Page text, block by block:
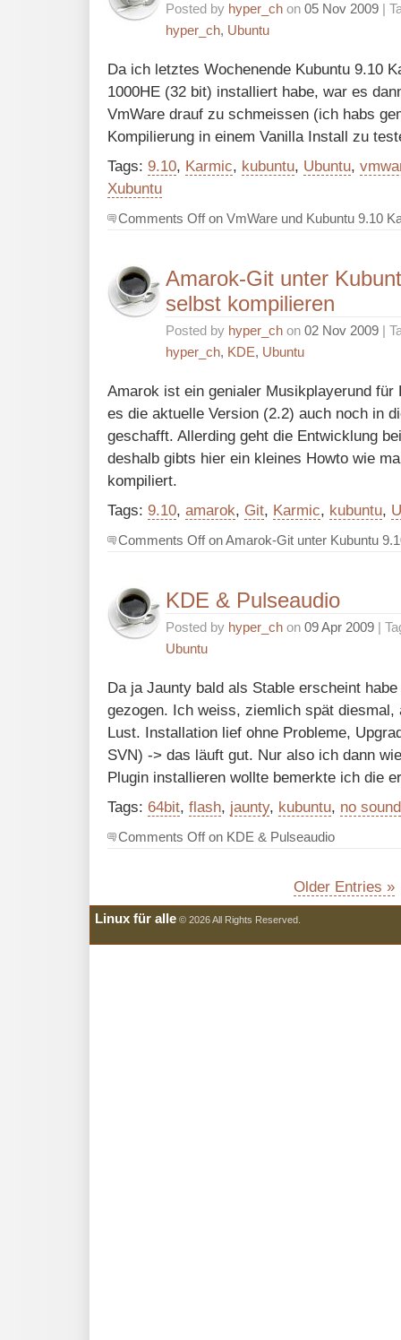
Posted by hyper_ch on 05 Nov 2009 |
hyper_ch, Ubuntu
Da ich letztes Wochenende Kubuntu 9.10
1000HE (32 bit) installiert habe, war es
VmWare drauf zu schmeissen (ich habs
Kompilierung in einem Vanilla Install zu
Tags: 9.10, Karmic, kubuntu, Ubuntu,
Xubuntu
Comments Offon VmWare und Kubuntu 9.10
Amarok-Git unter
selbst kompilieren
Posted by hyper_ch on 02 Nov 2009 |
hyper_ch, KDE, Ubuntu
Amarok ist ein genialer Musikplayerund für
es die aktuelle Version (2.2) auch noch in
geschafft. Allerding geht die Entwicklung
deshalb gibts hier ein kleines Howto wie
kompiliert.
Tags: 9.10, amarok, Git, Karmic, kubuntu,
Comments Offon Amarok-Git unter Kubuntu
KDE & Pulseaudio
Posted by hyper_ch on 09 Apr 2009 |
Ubuntu
Da ja Jaunty bald als Stable erscheint
gezogen. Ich weiss, ziemlich spät
Lust. Installation lief ohne Probleme,
SVN) -> das läuft gut. Nur also ich dann
Plugin installieren wollte bemerkte ich die
Tags: 64bit, flash, jaunty, kubuntu, no sound
Comments Offon KDE & Pulseaudio
Older Entries »
Linux für alle © 2026 All Rights Reserved.